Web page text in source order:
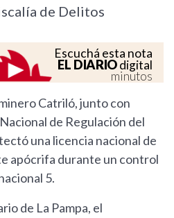
de Delitos
Escuchá esta nota
EL DIARIOdigital
minutos
Catriló, junto con
de Regulación del
una licencia nacional de
apócrifa durante un control
5.
de La Pampa, el